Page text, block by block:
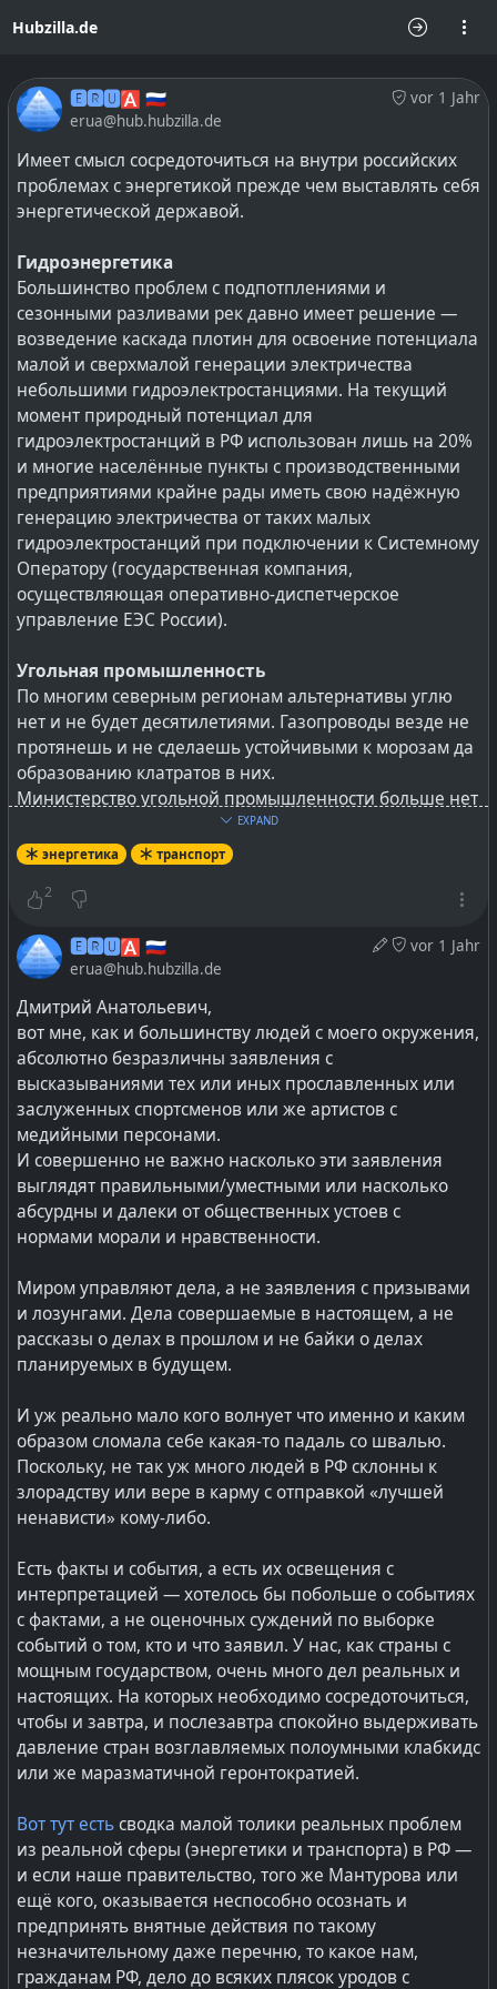
Hubzilla.de
vor 1 Jahr
🅴🆁🆄🅰 🇷🇺
erua@hub.hubzilla.de
Имеет смысл сосредоточиться на внутри российских
проблемах с энергетикой прежде чем выставлять себя
энергетической державой.
Гидроэнергетика
Большинство проблем с подпотплениями и
сезонными разливами рек давно имеет решение —
возведение каскада плотин для освоение потенциала
малой и сверхмалой генерации электричества
небольшими гидроэлектростанциями. На текущий
момент природный потенциал для
гидроэлектростанций в РФ использован лишь на 20%
и многие населённые пункты с производственными
предприятиями крайне рады иметь свою надёжную
генерацию электричества от таких малых
гидроэлектростанций при подключении к Системному
Оператору (государственная компания,
осуществляющая оперативно-диспетчерское
управление ЕЭС России).
Угольная промышленность
По многим северным регионам альтернативы углю
нет и не будет десятилетиями. Газопроводы везде не
протянешь и не сделаешь устойчивыми к морозам да
образованию клатратов в них.
Министерство угольной промышленности больше нет
— никто не работает с угольной химией и не
занимается энергоустановками с закритичными
химии можно брать не только от СССР, но и
Важно это потому, что уголь можно и нужно не только
сжигать, а использовать в качестве сырья для многих
вещей, подобно тому как вырастают кластеры
предприятий вокруг нефте- и газоперерабатывающих
заводов.
Однако, даже такие элементарные вещи, как
железные дороги и порты перевалки угля на экспорт
компаниям приходится строить самостоятельно.
Внутренний российский рынок сбыта для них
слишком хаотичен и пронизан непрекращающейся
свистопляской с ежегодными тендерами и вопросы
экспорт в больших объёмах.
А безопасность труда и качество жизни людей в
угольных шахтах никого не волнует. Этот вид
деятельности превратился в нечто постыдное и
рыночной торговли в 90-х годах.
Природные газ и транспорт
В стране несколько видов топлива для
автомобильного транспорта — три вида «газа» и
множестве видов батарей.
Откуда аж три вида газа для автомобилей?
пропан-бутановая смесь сжиженная (СУГ, LPG)
метан, он же природный газ, в баллонах (КПГ,
CNG)
метан в сжиженном виде (СПГ, LNG) в сосудах
Дюара
Т.е. по дорогам надо строить и содержать три
независимые инфраструктуры обеспечения топливом.
Утопия про заправки для электрического транспорта
— и желательно быстрые — требует серьёзных
мощностей от электрических сетей. А
электросбытовые и магистральные сети
неприспособленны к такому, равно как и
EXPAND
энергетика транспорт
2
vor 1 Jahr
🅴🆁🆄🅰 🇷🇺
erua@hub.hubzilla.de
Дмитрий Анатольевич,
вот мне, как и большинству людей с моего окружения,
абсолютно безразличны заявления с
высказываниями тех или иных прославленных или
заслуженных спортсменов или же артистов с
медийными персонами.
И совершенно не важно насколько эти заявления
выглядят правильными/уместными или насколько
абсурдны и далеки от общественных устоев с
нормами морали и нравственности.
Миром управляют дела, а не заявления с призывами
и лозунгами. Дела совершаемые в настоящем, а не
рассказы о делах в прошлом и не байки о делах
планируемых в будущем.
И уж реально мало кого волнует что именно и каким
образом сломала себе какая-то падаль со швалью.
Поскольку, не так уж много людей в РФ склонны к
злорадству или вере в карму с отправкой «лучшей
ненависти» кому-либо.
Есть факты и события, а есть их освещения с
интерпретацией — хотелось бы побольше о событиях
с фактами, а не оценочных суждений по выборке
событий о том, кто и что заявил. У нас, как страны с
мощным государством, очень много дел реальных и
настоящих. На которых необходимо сосредоточиться,
чтобы и завтра, и послезавтра спокойно выдерживать
давление стран возглавляемых полоумными клабкидс
или же маразматичной геронтократией.
Вот тут естьсводка малой толики реальных проблем
из реальной сферы (энергетики и транспорта) в РФ —
и если наше правительство, того же Мантурова или
ещё кого, оказывается неспособно осознать и
предпринять внятные действия по такому
незначительному даже перечню, то какое нам,
гражданам РФ, дело до всяких плясок уродов с